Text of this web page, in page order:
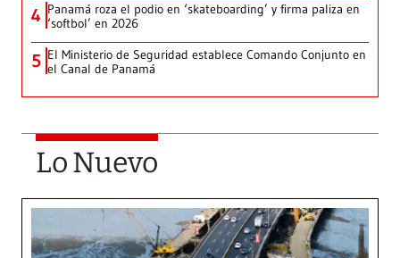
4 Panamá roza el podio en ‘skateboarding’ y firma paliza en
‘softbol’ en 2026
5 El Ministerio de Seguridad establece Comando Conjunto en
el Canal de Panamá
Lo Nuevo